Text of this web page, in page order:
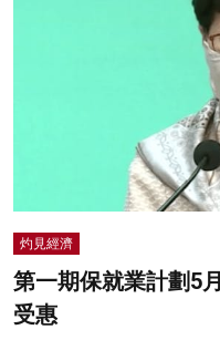
灼見經濟
第一期保就業計劃5
受惠